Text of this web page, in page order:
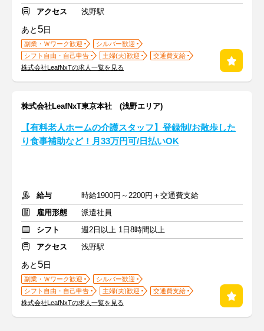
アクセス
浅野駅
あと 5日
副業・Ｗワーク歓迎
シルバー歓迎
シフト自由・自己申告
主婦(夫)歓迎
交通費支給
株式会社LeafNxTの求人一覧を見る
株式会社LeafNxT東京本社 (浅野エリア)
【有料老人ホームの介護スタッフ】登録制/お散歩した
り食事補助など！月33万円可/日払いOK
給与
時給1900円～2200円＋交通費支給
雇用形態
派遣社員
シフト
週2日以上 1日8時間以上
アクセス
浅野駅
あと 5日
副業・Ｗワーク歓迎
シルバー歓迎
シフト自由・自己申告
主婦(夫)歓迎
交通費支給
株式会社LeafNxTの求人一覧を見る